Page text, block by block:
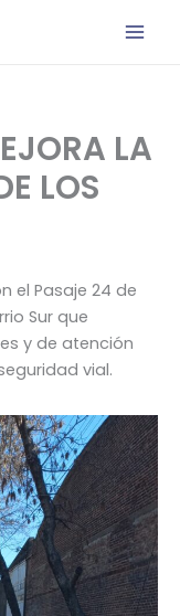
LA
LOS
el Pasaje 24 de
Sur que
y de atención
vial.